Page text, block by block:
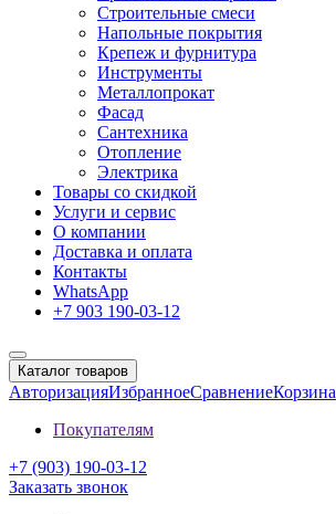
Строительные смеси
Напольные покрытия
Крепеж и фурнитура
Инструменты
Металлопрокат
Фасад
Сантехника
Отопление
Электрика
Товары со скидкой
Услуги и сервис
О компании
Доставка и оплата
Контакты
WhatsApp
+7 903 190-03-12
Каталог товаров
АвторизацияИзбранноеСравнениеКорзина
Покупателям
+7 (903) 190-03-12
Заказать звонок